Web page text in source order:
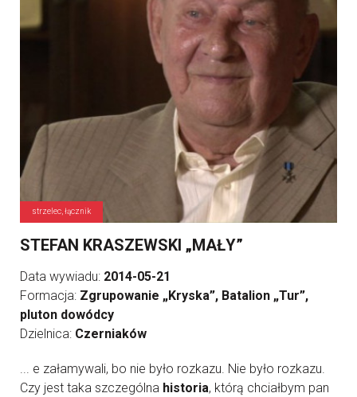
strzelec, łącznik
STEFAN KRASZEWSKI „MAŁY”
Data wywiadu: 2014-05-21
Formacja: Zgrupowanie „Kryska”, Batalion „Tur”,
pluton dowódcy
Dzielnica: Czerniaków
... e załamywali, bo nie było rozkazu. Nie było rozkazu.
Czy jest taka szczególna historia, którą chciałbym pan